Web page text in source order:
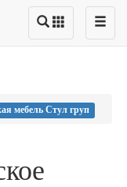
мебель Стул груп